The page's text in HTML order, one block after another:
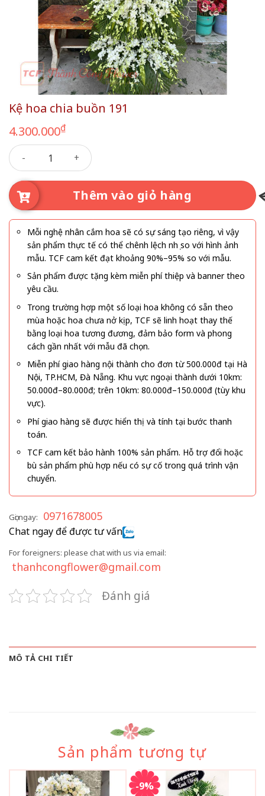
Kệ hoa chia buồn 191
4.300.000₫
Kệ hoa chia buồn 191 số lượng
Thêm vào giỏ hàng
Mỗi nghệ nhân cắm hoa sẽ có sự sáng tạo riêng, vì vậy
sản phẩm thực tế có thể chênh lệch nhẹ so với hình ảnh
mẫu. TCF cam kết đạt khoảng 90%–95% so với mẫu.
Sản phẩm được tặng kèm miễn phí thiệp và banner theo
yêu cầu.
Trong trường hợp một số loại hoa không có sẵn theo
mùa hoặc hoa chưa nở kịp, TCF sẽ linh hoạt thay thế
bằng loại hoa tương đương, đảm bảo form và phong
cách gần nhất với mẫu đã chọn.
Miễn phí giao hàng nội thành cho đơn từ 500.000đ tại Hà
Nội, TP.HCM, Đà Nẵng. Khu vực ngoại thành dưới 10km:
50.000đ–80.000đ; trên 10km: 80.000đ–150.000đ (tùy khu
vực).
Phí giao hàng sẽ được hiển thị và tính tại bước thanh
toán.
TCF cam kết bảo hành 100% sản phẩm. Hỗ trợ đổi hoặc
bù sản phẩm phù hợp nếu có sự cố trong quá trình vận
chuyển.
Gọi ngay: 0971678005
Chat ngay để được tư vấn
For foreigners: please chat with us via email:
thanhcongflower@gmail.com
Đánh giá
MÔ TẢ CHI TIẾT
Sản phẩm tương tự
-9%